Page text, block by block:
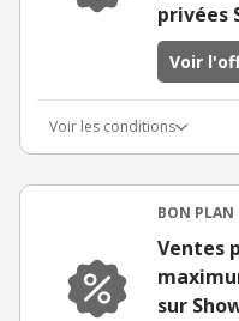
privées
Voir
Voir les conditions
BON PLAN
Ventes
sur